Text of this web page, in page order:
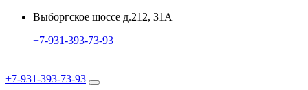
Выборгское шоссе д.212, 31А
+7-931-393-73-93
+7-931-393-73-93